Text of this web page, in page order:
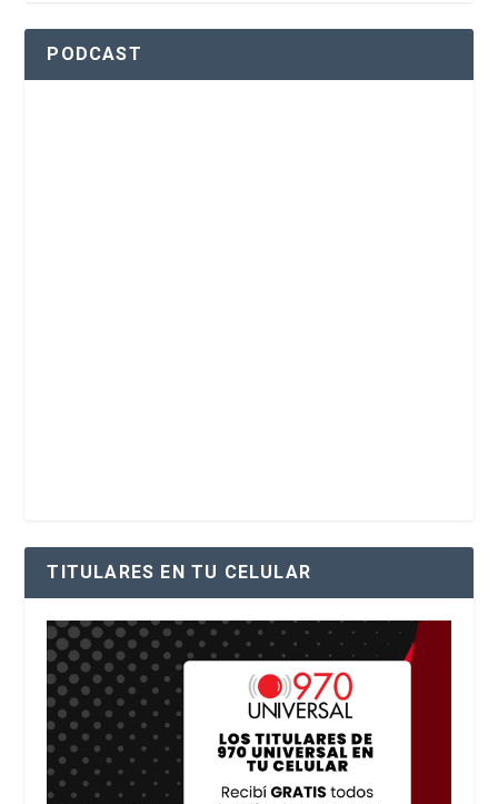
PODCAST
TITULARES EN TU CELULAR